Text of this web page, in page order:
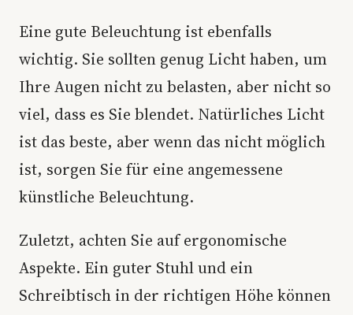
Eine gute Beleuchtung ist ebenfalls
wichtig. Sie sollten genug Licht haben, um
Ihre Augen nicht zu belasten, aber nicht so
viel, dass es Sie blendet. Natürliches Licht
ist das beste, aber wenn das nicht möglich
ist, sorgen Sie für eine angemessene
künstliche Beleuchtung.
Zuletzt, achten Sie auf ergonomische
Aspekte. Ein guter Stuhl und ein
Schreibtisch in der richtigen Höhe können